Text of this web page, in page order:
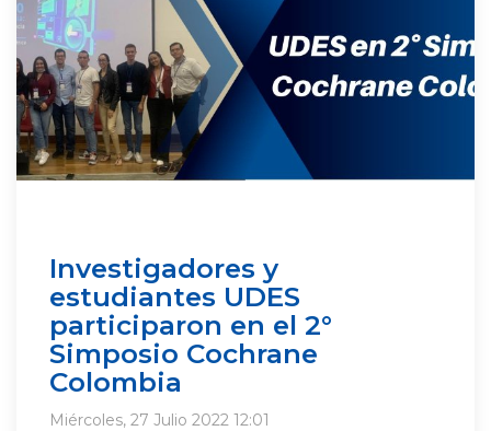
Investigadores y
estudiantes UDES
participaron en el 2°
Simposio Cochrane
Colombia
Miércoles, 27 Julio 2022 12:01